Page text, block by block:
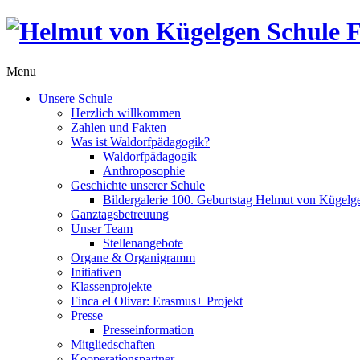
Menu
Unsere Schule
Herzlich willkommen
Zahlen und Fakten
Was ist Waldorfpädagogik?
Waldorfpädagogik
Anthroposophie
Geschichte unserer Schule
Bildergalerie 100. Geburtstag Helmut von
Ganztagsbetreuung
Unser Team
Stellenangebote
Organe & Organigramm
Initiativen
Klassenprojekte
Finca el Olivar: Erasmus+ Projekt
Presse
Presseinformation
Mitgliedschaften